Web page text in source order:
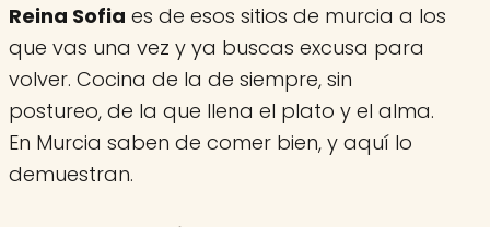
Reina Sofia es de esos sitios de murcia a los
que vas una vez y ya buscas excusa para
volver. Cocina de la de siempre, sin
postureo, de la que llena el plato y el alma.
En Murcia saben de comer bien, y aquí lo
demuestran.